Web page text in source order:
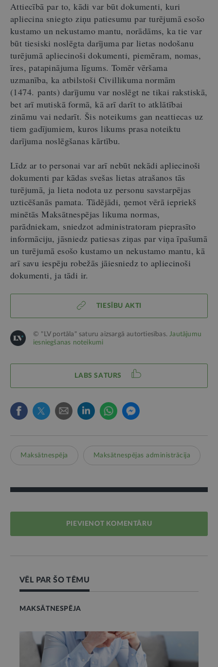
Attiecībā par to, kādi var būt dokumenti, kuri
apliecina sniegto ziņu patiesumu par turējumā esošo
kustamo un nekustamo mantu, norādāms, ka tie var
būt tiesiski noslēgta darījuma par lietas nodošanu
turējumā apliecinoši dokumenti, piemēram, nomas,
īres, patapinājuma līgums. Tomēr vēršama
uzmanība, ka atbilstoši Civillikuma normām
(1474. pants) darījumu var noslēgt ne tikai rakstiskā,
bet arī mutiskā formā, kā arī darīt to atklātībai
zināmu vai nedarīt. Šis noteikums gan neattiecas uz
tiem gadījumiem, kuros likums prasa noteiktu
darījuma noslēgšanas kārtību.
Līdz ar to personai var arī nebūt nekādi apliecinoši
dokumenti par kādas svešas lietas atrašanos tās
turējumā, ja lieta nodota uz personu savstarpējas
uzticēšanās pamata. Tādējādi, ņemot vērā iepriekš
minētās Maksātnespējas likuma normas,
parādniekam, sniedzot administratoram pieprasīto
informāciju, jāsniedz patiesas ziņas par viņa īpašumā
un turējumā esošo kustamo un nekustamo mantu, kā
arī savu iespēju robežās jāiesniedz to apliecinoši
dokumenti, ja tādi ir.
TIESĪBU AKTI
© "LV portāla" saturu aizsargā autortiesības.Jautājumu
iesniegšanas noteikumi
LABS SATURS
Maksātnespēja Maksātnespējas administrācija
PIEVIENOT KOMENTĀRU
VĒL PAR ŠO TĒMU
MAKSĀTNESPĒJA